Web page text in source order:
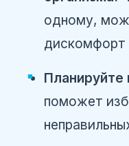
одному,
дискомфорт
Планируйте
поможет